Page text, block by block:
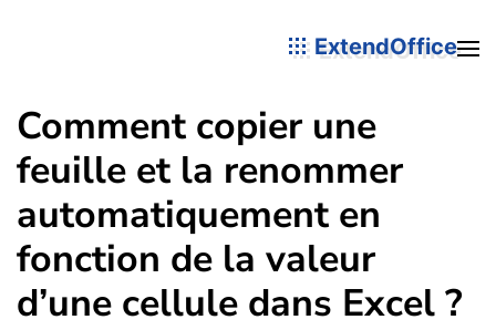
ExtendOffice
Comment copier une
feuille et la renommer
automatiquement en
fonction de la valeur
d’une cellule dans Excel ?